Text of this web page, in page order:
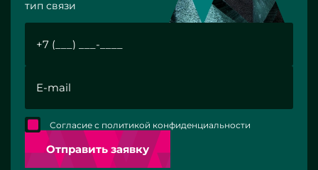
тип связи
Отправить заявку
Согласие с политикой конфиденциальности